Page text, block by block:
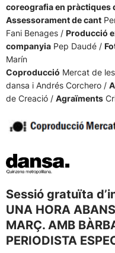
coreografia en pràctiques
Assessorament de cant
Fani Benages / Producció
companyia Pep Daudé /
Marín
Coproducció Mercat de
dansa i Andrés Corchero /
de Creació / Agraïments
Sessió gratuïta
UNA HORA
MARÇ. AMB
PERIODISTA